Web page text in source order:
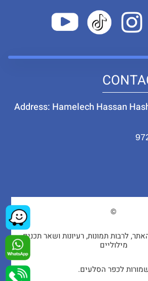
Address: Hamelech Hassan
©
לרבות תמונות, רעיונות ושאר תכנים
מילוליים
לכפר הסלעים.